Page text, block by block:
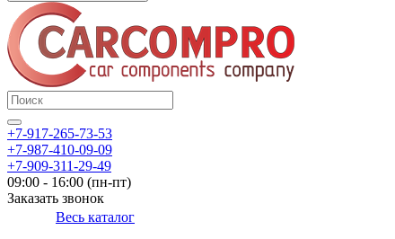
+7-917-265-73-53
+7-987-410-09-09
+7-909-311-29-49
09:00 - 16:00 (пн-пт)
Заказать звонок
Весь каталог